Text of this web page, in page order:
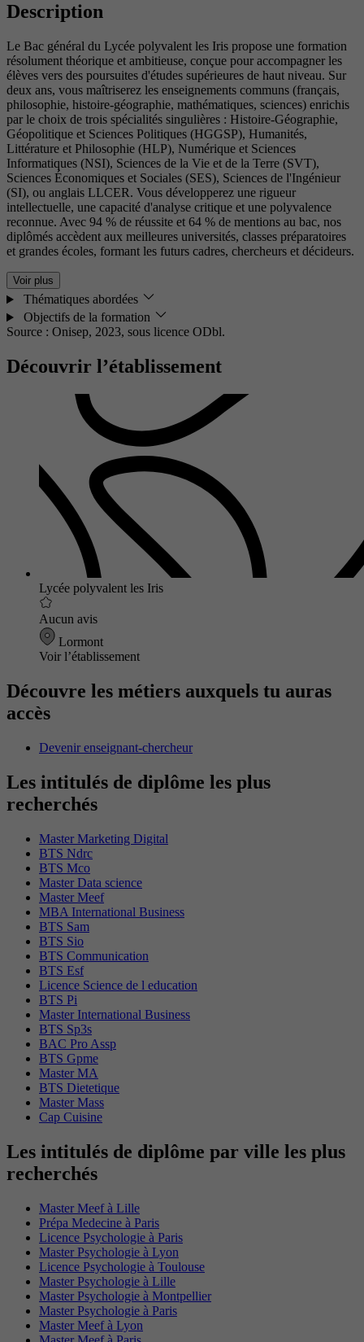
Description
Le Bac général du Lycée polyvalent les Iris propose une formation
résolument théorique et ambitieuse, conçue pour accompagner les
élèves vers des poursuites d'études supérieures de haut niveau. Sur
deux ans, vous maîtriserez les enseignements communs (français,
philosophie, histoire-géographie, mathématiques, sciences) enrichis
par le choix de trois spécialités singulières : Histoire-Géographie,
Géopolitique et Sciences Politiques (HGGSP), Humanités,
Littérature et Philosophie (HLP), Numérique et Sciences
Informatiques (NSI), Sciences de la Vie et de la Terre (SVT),
Sciences Économiques et Sociales (SES), Sciences de l'Ingénieur
(SI), ou anglais LLCER. Vous développerez une rigueur
intellectuelle, une capacité d'analyse critique et une polyvalence
reconnue. Avec 94 % de réussite et 64 % de mentions au bac, nos
diplômés accèdent aux meilleures universités, classes préparatoires
et grandes écoles, formant les futurs cadres, chercheurs et décideurs.
Voir plus
Thématiques abordées
Objectifs de la formation
Source : Onisep, 2023, sous licence ODbl.
Découvrir l’établissement
Lycée polyvalent les Iris
Aucun avis
Lormont
Voir l’établissement
Découvre les métiers auxquels tu auras
accès
Devenir enseignant-chercheur
Les intitulés de diplôme les plus
recherchés
Master Marketing Digital
BTS Ndrc
BTS Mco
Master Data science
Master Meef
MBA International Business
BTS Sam
BTS Sio
BTS Communication
BTS Esf
Licence Science de l education
BTS Pi
Master International Business
BTS Sp3s
BAC Pro Assp
BTS Gpme
Master MA
BTS Dietetique
Master Mass
Cap Cuisine
Les intitulés de diplôme par ville les plus
recherchés
Master Meef à Lille
Prépa Medecine à Paris
Licence Psychologie à Paris
Master Psychologie à Lyon
Licence Psychologie à Toulouse
Master Psychologie à Lille
Master Psychologie à Montpellier
Master Psychologie à Paris
Master Meef à Lyon